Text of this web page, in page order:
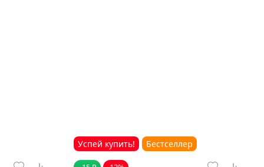
Успей купить! Бестселлер